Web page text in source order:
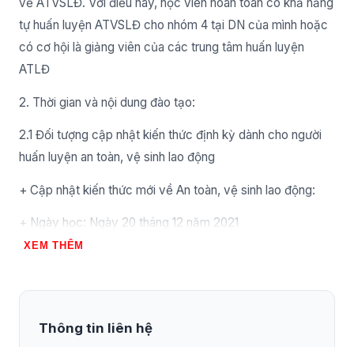
tự huấn luyện ATVSLĐ cho nhóm 4 tại DN của mình hoặc
có cơ hội là giảng viên của các trung tâm huấn luyện
ATLĐ
2. Thời gian và nội dung đào tạo:
2.1 Đối tượng cập nhật kiến thức định kỳ dành cho người
huấn luyện an toàn, vệ sinh lao động
+ Cập nhật kiến thức mới về An toàn, vệ sinh lao động:
+ Ngày học: Ngày 20 tháng 12 năm 2021
+ Cập nhật kiến thức mới về An toàn, vệ sinh lao động: 4
XEM THÊM
Thông tin liên hệ